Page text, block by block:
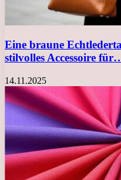
Eine braune
stilvolles Accessoire
14.11.2025